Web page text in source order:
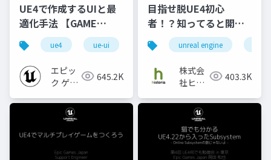
UE4で作成するUIと最
適化手法 【GAME
CREATORS
CONFERENCE '20】
ue4 ue-ui ue-optimize
エピッ
ク ゲー
ャパン
645.2K
目指せ脱UE4初心
者！？知ってると開発
が楽になる便利機能を
紹介 - DataAsset,
Subsystem,
GameplayAbility編 -
unreal engine
株式会
社ヒス
403.3K